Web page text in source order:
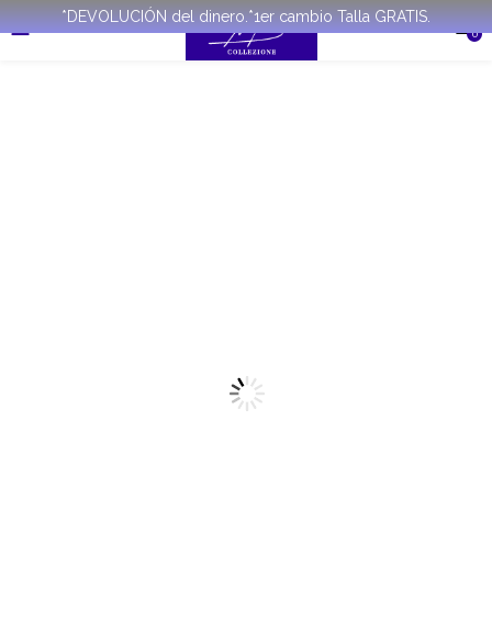
*DEVOLUCIÓN del dinero.*1er cambio Talla GRATIS.
0